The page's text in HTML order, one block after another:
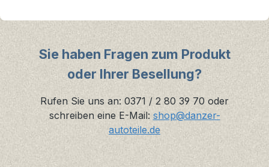
Sie haben Fragen zum Produkt
oder Ihrer Besellung?
Rufen Sie uns an: 0371 / 2 80 39 70 oder
schreiben eine E-Mail: shop@danzer-
autoteile.de